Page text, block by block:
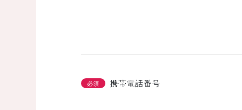
必須 携帯電話番号